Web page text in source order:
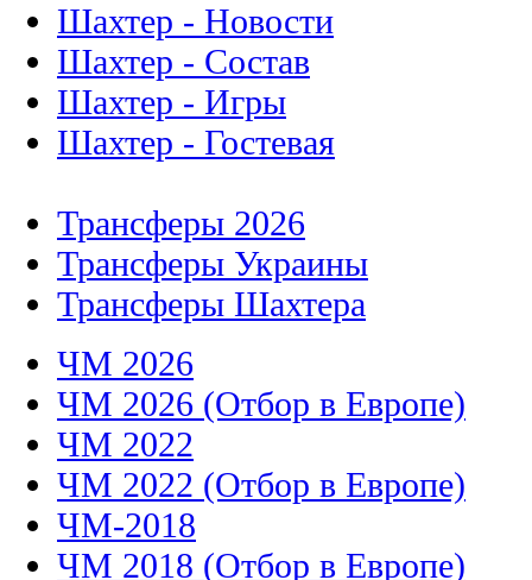
Шахтер - Новости
Шахтер - Состав
Шахтер - Игры
Шахтер - Гостевая
Трансферы 2026
Трансферы Украины
Трансферы Шахтера
ЧМ 2026
ЧМ 2026 (Отбор в Европе)
ЧМ 2022
ЧМ 2022 (Отбор в Европе)
ЧМ-2018
ЧМ 2018 (Отбор в Европе)